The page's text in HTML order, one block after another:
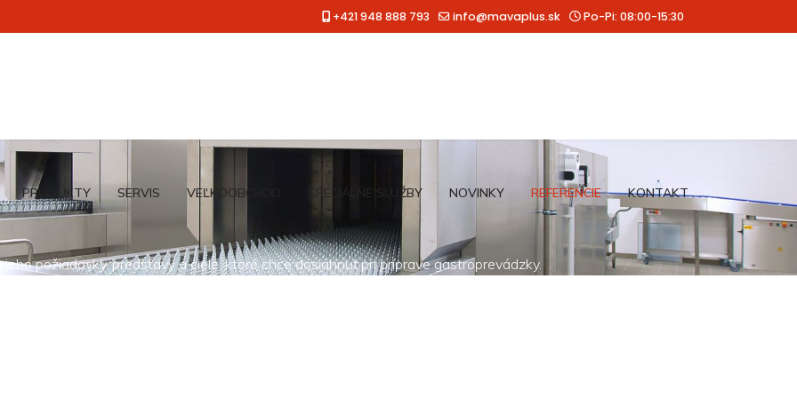
+421 948 888 793 info@mavaplus.sk Po-Pi: 08:00-15:30
PRODUKTY SERVIS VEĽKOOBCHOD ŠPECIÁLNE SLUŽBY NOVINKY REFERENCIE KONTAKT
požiadavky, predstavy a ciele, ktoré chce dosiahnuť pri príprave gastroprevádzky.